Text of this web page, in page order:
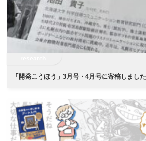
「 開発こうほう」3月号・4月号に寄稿しました